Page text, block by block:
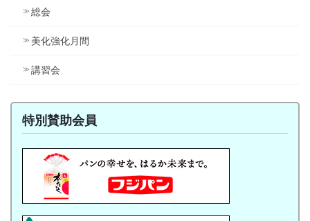
総会
美化強化月間
講習会
特別賛助会員